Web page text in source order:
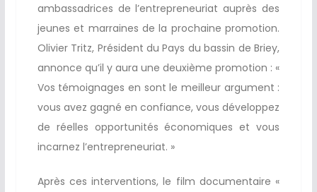
ambassadrices de l’entrepreneuriat auprès des
jeunes et marraines de la prochaine promotion.
Olivier Tritz, Président du Pays du bassin de Briey,
annonce qu’il y aura une deuxième promotion : «
Vos témoignages en sont le meilleur argument :
vous avez gagné en confiance, vous développez
de réelles opportunités économiques et vous
incarnez l’entrepreneuriat. »
Après ces interventions, le film documentaire «